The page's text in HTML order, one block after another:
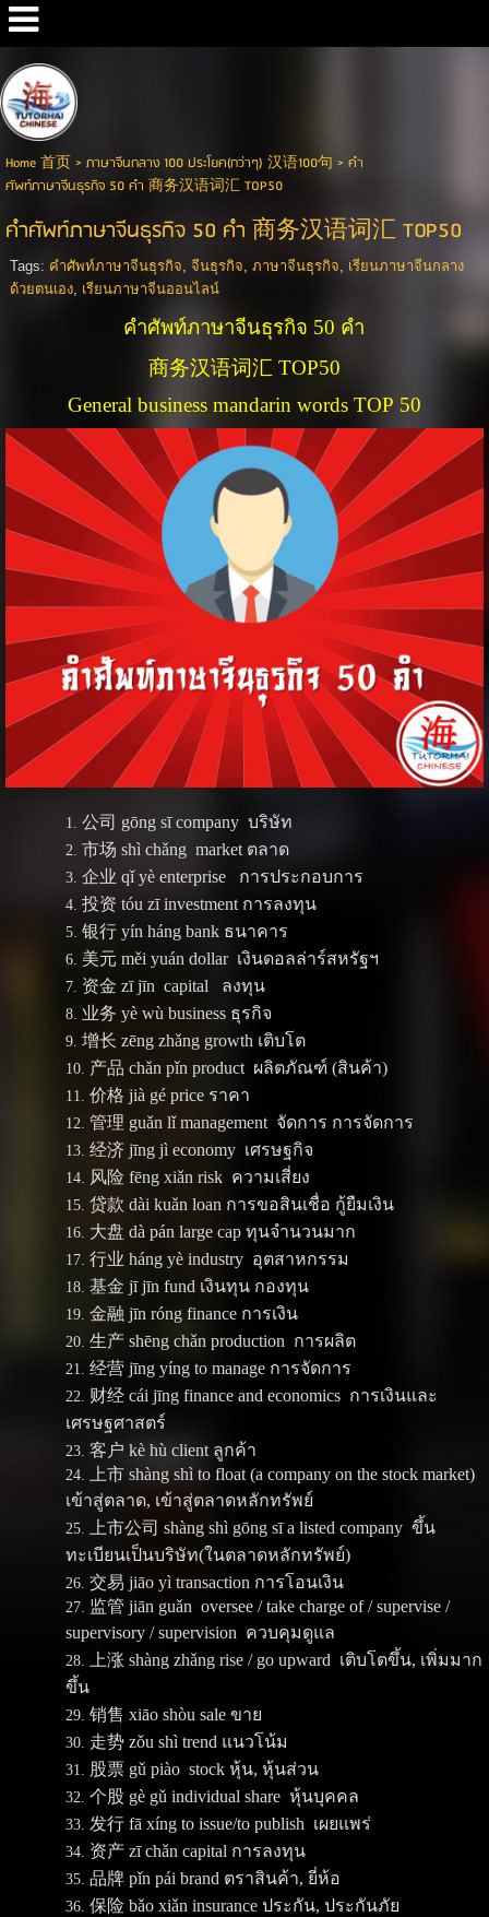
Google+
Home 首页> ภาษาจีนกลาง 100 ประโยค(กว่าๆ) 汉语100句 > คำ
ศัพท์ภาษาจีนธุรกิจ 50 คำ 商务汉语词汇 TOP50
คำศัพท์ภาษาจีนธุรกิจ 50 คำ 商务汉语词汇 TOP50
Tags: คำศัพท์ภาษาจีนธุรกิจ, จีนธุรกิจ, ภาษาจีนธุรกิจ, เรียนภาษาจีนกลาง
ด้วยตนเอง, เรียนภาษาจีนออนไลน์
คำศัพท์ภาษาจีนธุรกิจ 50 คำ
商务汉语词汇 TOP50
General business mandarin words TOP 50
公司 gōng sī company บริษัท
市场 shì chǎng market ตลาด
企业 qǐ yè enterprise การประกอบการ
投资 tóu zī investment การลงทุน
银行 yín háng bank ธนาคาร
美元 měi yuán dollar เงินดอลล่าร์สหรัฐฯ
资金 zī jīn capital ลงทุน
业务 yè wù business ธุรกิจ
增长 zēng zhǎng growth เติบโต
产品 chǎn pǐn product ผลิตภัณฑ์ (สินค้า)
价格 jià gé price ราคา
管理 guǎn lǐ management จัดการ การจัดการ
经济 jīng jì economy เศรษฐกิจ
风险 fēng xiǎn risk ความเสี่ยง
贷款 dài kuǎn loan การขอสินเชื่อ กู้ยืมเงิน
大盘 dà pán large cap ทุนจำนวนมาก
行业 háng yè industry อุตสาหกรรม
基金 jī jīn fund เงินทุน กองทุน
金融 jīn róng finance การเงิน
生产 shēng chǎn production การผลิต
经营 jīng yíng to manage การจัดการ
财经 cái jīng finance and economics การเงินและ
เศรษฐศาสตร์
客户 kè hù client ลูกค้า
上市 shàng shì to float (a company on the stock market)
เข้าสู่ตลาด, เข้าสู่ตลาดหลักทรัพย์
上市公司 shàng shì gōng sī a listed company ขึ้น
ทะเบียนเป็นบริษัท(ในตลาดหลักทรัพย์)
交易 jiāo yì transaction การโอนเงิน
监管 jiān guǎn oversee / take charge of / supervise /
supervisory / supervision ควบคุมดูแล
上涨 shàng zhǎng rise / go upward เติบโตขึ้น, เพิ่มมาก
ขึ้น
销售 xiāo shòu sale ขาย
走势 zǒu shì trend แนวโน้ม
股票 gǔ piào stock หุ้น, หุ้นส่วน
个股 gè gǔ individual share หุ้นบุคคล
发行 fā xíng to issue/to publish เผยแพร่
资产 zī chǎn capital การลงทุน
品牌 pǐn pái brand ตราสินค้า, ยี่ห้อ
保险 bǎo xiǎn insurance ประกัน, ประกันภัย